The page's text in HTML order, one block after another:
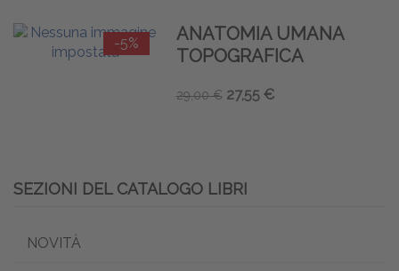
-5%
ANATOMIA UMANA
TOPOGRAFICA
29,00 € 27,55 €
SEZIONI DEL CATALOGO LIBRI
NOVITÀ